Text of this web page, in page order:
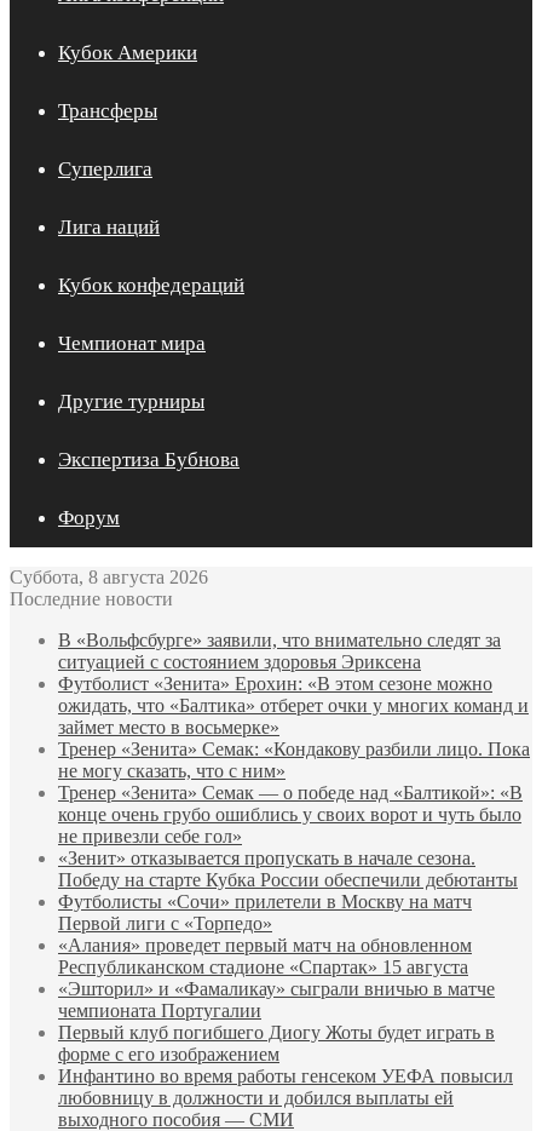
Кубок Америки
Трансферы
Суперлига
Лига наций
Кубок конфедераций
Чемпионат мира
Другие турниры
Экспертиза Бубнова
Форум
Суббота, 8 августа 2026
Последние новости
В «Вольфсбурге» заявили, что внимательно следят за
ситуацией с состоянием здоровья Эриксена
Футболист «Зенита» Ерохин: «В этом сезоне можно
ожидать, что «Балтика» отберет очки у многих команд и
займет место в восьмерке»
Тренер «Зенита» Семак: «Кондакову разбили лицо. Пока
не могу сказать, что с ним»
Тренер «Зенита» Семак — о победе над «Балтикой»: «В
конце очень грубо ошиблись у своих ворот и чуть было
не привезли себе гол»
«Зенит» отказывается пропускать в начале сезона.
Победу на старте Кубка России обеспечили дебютанты
Футболисты «Сочи» прилетели в Москву на матч
Первой лиги с «Торпедо»
«Алания» проведет первый матч на обновленном
Республиканском стадионе «Спартак» 15 августа
«Эшторил» и «Фамаликау» сыграли вничью в матче
чемпионата Португалии
Первый клуб погибшего Диогу Жоты будет играть в
форме с его изображением
Инфантино во время работы генсеком УЕФА повысил
любовницу в должности и добился выплаты ей
выходного пособия — СМИ